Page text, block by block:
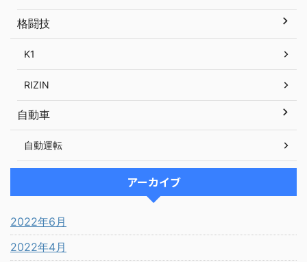
格闘技
K1
RIZIN
自動車
自動運転
アーカイブ
2022年6月
2022年4月